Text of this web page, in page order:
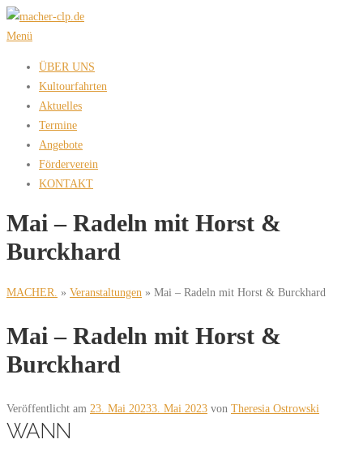
Zum
Inhalt
Menü
ÜBER UNS
Kultourfahrten
Aktuelles
Termine
Angebote
Förderverein
KONTAKT
Mai – Radeln mit Horst &
Burckhard
MACHER. » Veranstaltungen » Mai – Radeln mit Horst & Burckhard
Mai – Radeln mit Horst &
Burckhard
Veröffentlicht am 23. Mai 20233. Mai 2023 von Theresia Ostrowski
WANN